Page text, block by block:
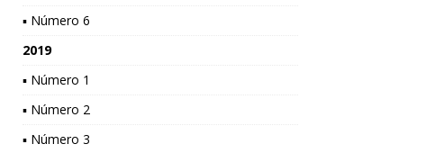
▪ Número 6
2019
▪ Número 1
▪ Número 2
▪ Número 3